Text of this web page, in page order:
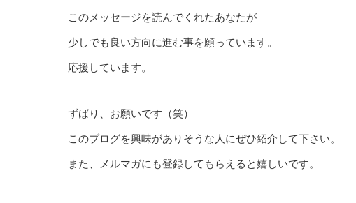
このメッセージを読んでくれたあなたが
少しでも良い方向に進む事を願っています。
応援しています。
ずばり、お願いです（笑）
このブログを興味がありそうな人にぜひ紹介して下さい。
また、メルマガにも登録してもらえると嬉しいです。